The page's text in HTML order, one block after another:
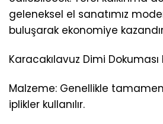
geleneksel el sanatımız
buluşarak ekonomiye
Karacakılavuz Dimi Dokuması
Malzeme: Genellikle
iplikler kullanılır.